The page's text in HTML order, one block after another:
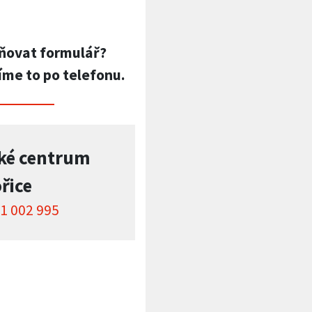
formulář?
to po telefonu.
centrum
002 995